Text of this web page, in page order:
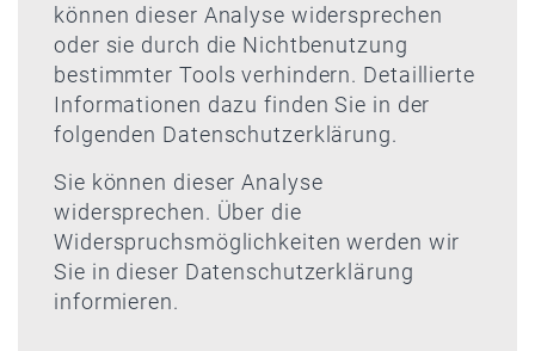
können dieser Analyse widersprechen
oder sie durch die Nichtbenutzung
bestimmter Tools verhindern. Detaillierte
Informationen dazu finden Sie in der
folgenden Datenschutzerklärung.
Sie können dieser Analyse
widersprechen. Über die
Widerspruchsmöglichkeiten werden wir
Sie in dieser Datenschutzerklärung
informieren.